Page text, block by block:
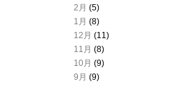
2月 (5)
1月 (8)
12月 (11)
11月 (8)
10月 (9)
9月 (9)